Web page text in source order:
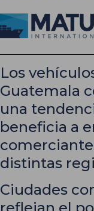
Los
Guatemala
una
beneficia a
distintas
Ciudades